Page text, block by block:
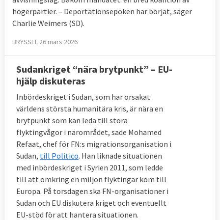
europeiska länder i enlighet med ett tidigare
beslut.
EU-ländernabeslutade
från Grekland och Italien dit många
människor kom under flyktingkrisen.
Frågan avgjordesgenom omröstning
ministerrådet. Fyra EU-länder röstade emot
och två av dem, Ungern och Slovakien,
frågan till EU-domstolen med motiveringen
att ministerrådet inte hade rätt att fatta
beslutet. I september 2017 meddelades
domensom gav ministerrådet rätt att fatta
ett sådant beslut.
högerpartier. – Deportationsepoken har börjat, säger
Charlie Weimers (SD).
BRYSSEL 26 mars 2026
Sudankriget “nära brytpunkt” – EU-
hjälp diskuteras
Inbördeskriget i Sudan, som har orsakat
världens största humanitära kris, är nära en
brytpunkt som kan leda till stora
flyktingvågor i närområdet, sade Mohamed
Refaat, chef för FN:s migrationsorganisation i
Sudan, till Politico. Han liknade situationen
med inbördeskriget i Syrien 2011, som ledde
till att omkring en miljon flyktingar kom till
Europa. På torsdagen ska FN-organisationer i
Sudan och EU diskutera kriget och eventuellt
EU-stöd för att hantera situationen.